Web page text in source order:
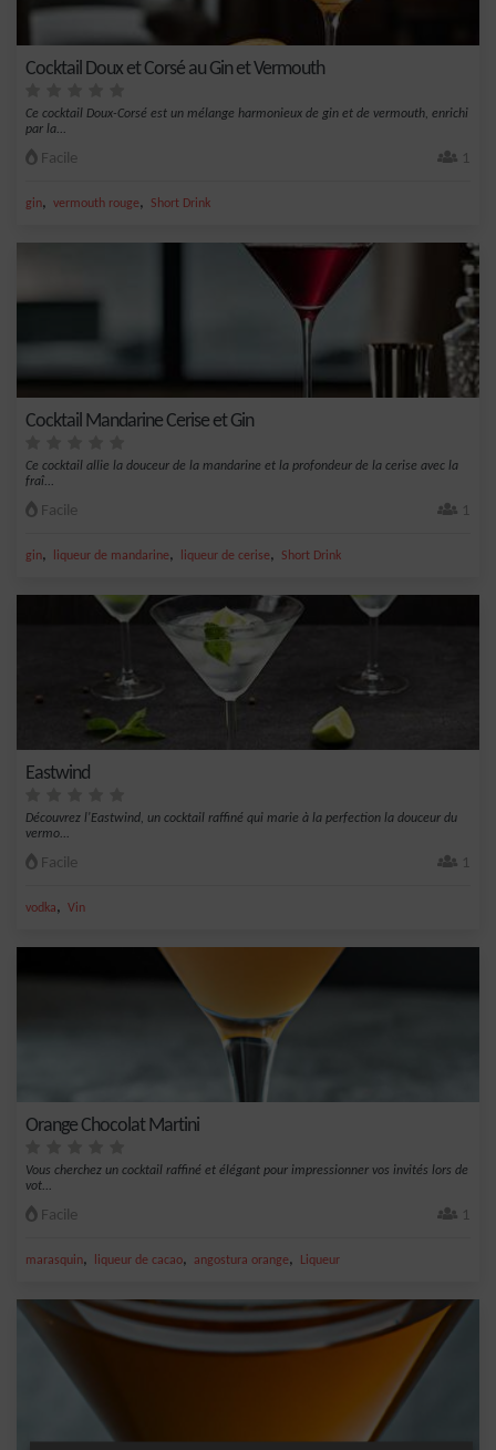
Cocktail Doux et Corsé au Gin et Vermouth
Ce cocktail Doux-Corsé est un mélange harmonieux de gin et de vermouth, enrichi
par la...
Facile 1
gin, vermouth rouge, Short Drink
Cocktail Mandarine Cerise et Gin
Ce cocktail allie la douceur de la mandarine et la profondeur de la cerise avec la
fraî...
Facile 1
gin, liqueur de mandarine, liqueur de cerise, Short Drink
Eastwind
Découvrez l'Eastwind, un cocktail raffiné qui marie à la perfection la douceur du
vermo...
Facile 1
vodka, Vin
Orange Chocolat Martini
Vous cherchez un cocktail raffiné et élégant pour impressionner vos invités lors de
vot...
Facile 1
marasquin, liqueur de cacao, angostura orange, Liqueur